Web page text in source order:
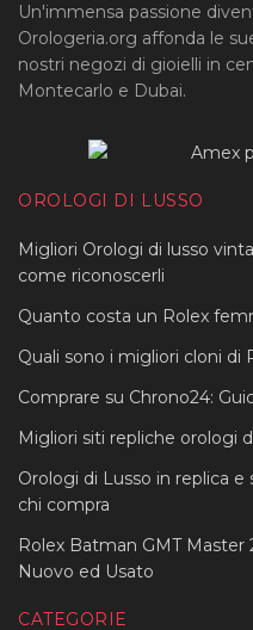
Un'immensa passione
Orologeria.org affonda le
nostri negozi di gioielli in
Montecarlo e Dubai.
OROLOGI DI LUSSO
Migliori Orologi di lusso
come riconoscerli
Quanto costa un Rolex
Quali sono i migliori cloni di
Comprare su Chrono24:
Migliori siti repliche orologi
Orologi di Lusso in replica e
chi compra
Rolex Batman GMT Master
Nuovo ed Usato
CATEGORIE